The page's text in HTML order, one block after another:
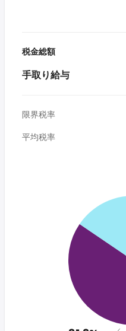
税金総額
手取り給与
限界税率
平均税率